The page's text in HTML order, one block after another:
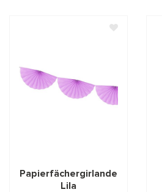
Papierfächergirlande
Lila